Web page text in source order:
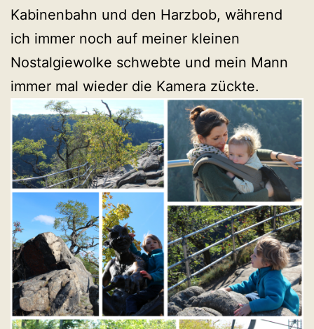
Kabinenbahn und den Harzbob, während
ich immer noch auf meiner kleinen
Nostalgiewolke schwebte und mein Mann
immer mal wieder die Kamera zückte.